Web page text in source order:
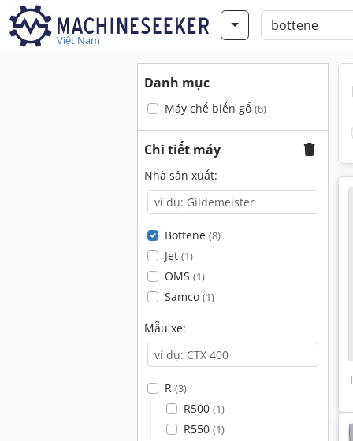
Việt Nam
Danh mục
Máy chế biến gỗ (8)
Chi tiết máy
Nhà sản xuất:
Bottene (8)
Jet (1)
OMS (1)
Samco (1)
Mẫu xe:
R (3)
R500 (1)
R550 (1)